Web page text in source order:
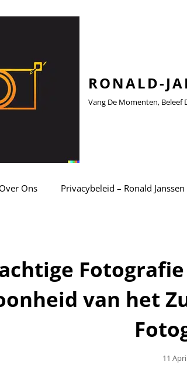
RONALD-
Vang De Momenten, Beleef
Over Ons Privacybeleid – Ronald
van het
11